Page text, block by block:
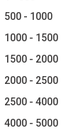
500 - 1000
1000 - 1500
1500 - 2000
2000 - 2500
2500 - 4000
4000 - 5000